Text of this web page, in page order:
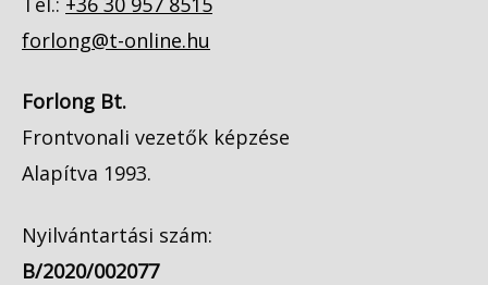
forlong@t-online.hu
Forlong Bt.
Frontvonali vezetők képzése
Alapítva 1993.
Nyilvántartási szám:
B/2020/002077